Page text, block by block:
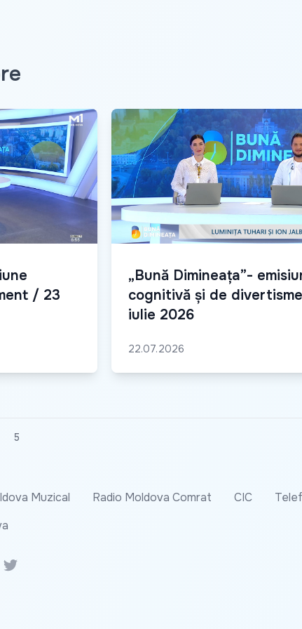
/ 23
„Bună Dimineața”-
cognitivă și de
iulie 2026
22.07.2026
5
Muzical Radio Moldova Comrat CIC
Twitter